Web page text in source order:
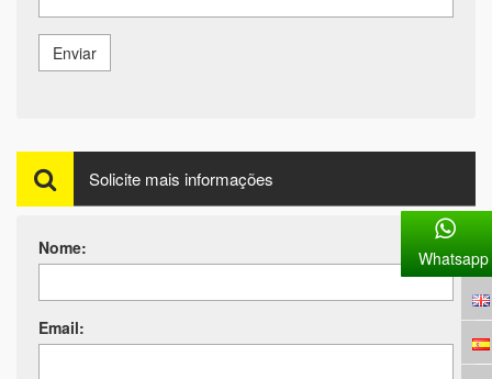
Whatsapp
Enviar
Solicite mais informações
Nome:
Email: